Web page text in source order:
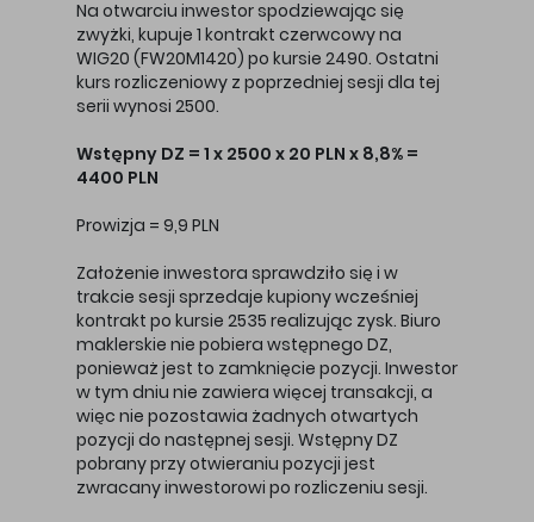
Na otwarciu inwestor spodziewając się
zwyżki, kupuje 1 kontrakt czerwcowy na
WIG20 (FW20M1420) po kursie 2490. Ostatni
kurs rozliczeniowy z poprzedniej sesji dla tej
serii wynosi 2500.
Wstępny DZ = 1 x 2500 x 20 PLN x 8,8% =
4400 PLN
Prowizja = 9,9 PLN
Założenie inwestora sprawdziło się i w
trakcie sesji sprzedaje kupiony wcześniej
kontrakt po kursie 2535 realizując zysk. Biuro
maklerskie nie pobiera wstępnego DZ,
ponieważ jest to zamknięcie pozycji. Inwestor
w tym dniu nie zawiera więcej transakcji, a
więc nie pozostawia żadnych otwartych
pozycji do następnej sesji. Wstępny DZ
pobrany przy otwieraniu pozycji jest
zwracany inwestorowi po rozliczeniu sesji.